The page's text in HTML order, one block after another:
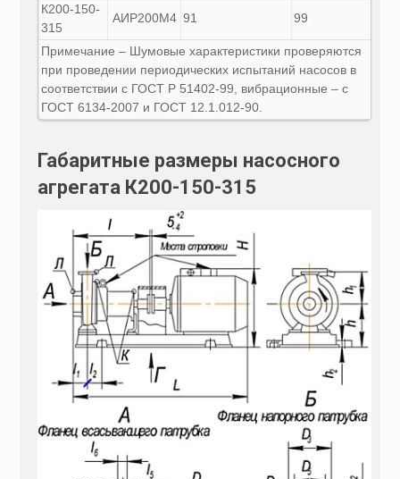
К200-150-
315
АИР200M4 91 99
Примечание – Шумовые характеристики проверяются
при проведении периодических испытаний насосов в
соответствии с ГОСТ Р 51402-99, вибрационные – с
ГОСТ 6134-2007 и ГОСТ 12.1.012-90.
Габаритные размеры насосного
агрегата К200-150-315